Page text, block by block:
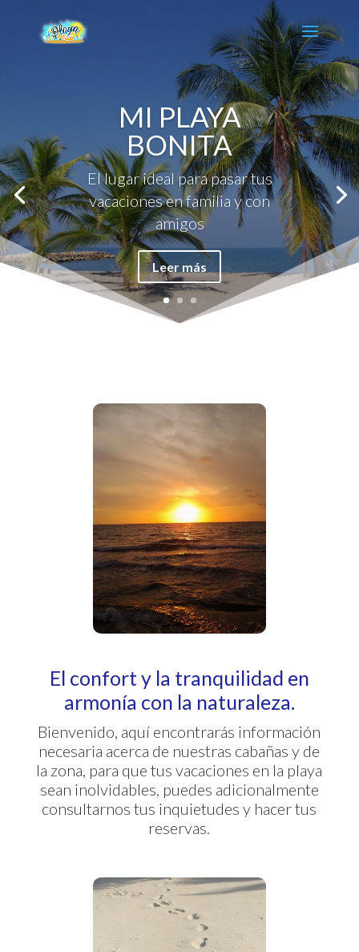
MI PLAYA
BONITA
El lugar ideal para pasar tus
vacaciones en familia y con
amigos
Leer más
El confort y la tranquilidad en
armonía con la naturaleza.
Bienvenido, aquí encontrarás información
necesaria acerca de nuestras cabañas y de
la zona, para que tus vacaciones en la playa
sean inolvidables, puedes adicionalmente
consultarnos tus inquietudes y hacer tus
reservas.